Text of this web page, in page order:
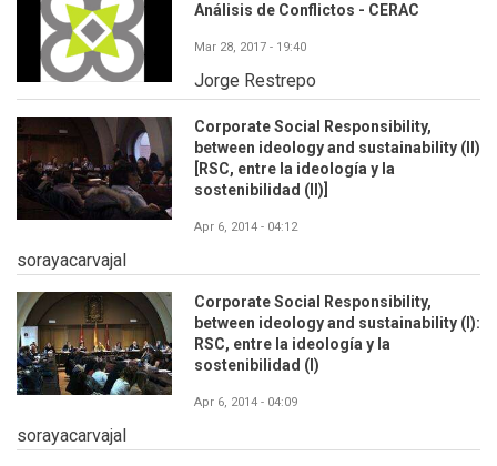
Análisis de Conflictos - CERAC
Mar 28, 2017 - 19:40
Jorge Restrepo
Corporate Social Responsibility,
between ideology and sustainability (II)
[RSC, entre la ideología y la
sostenibilidad (II)]
Apr 6, 2014 - 04:12
sorayacarvajal
Corporate Social Responsibility,
between ideology and sustainability (I):
RSC, entre la ideología y la
sostenibilidad (I)
Apr 6, 2014 - 04:09
sorayacarvajal